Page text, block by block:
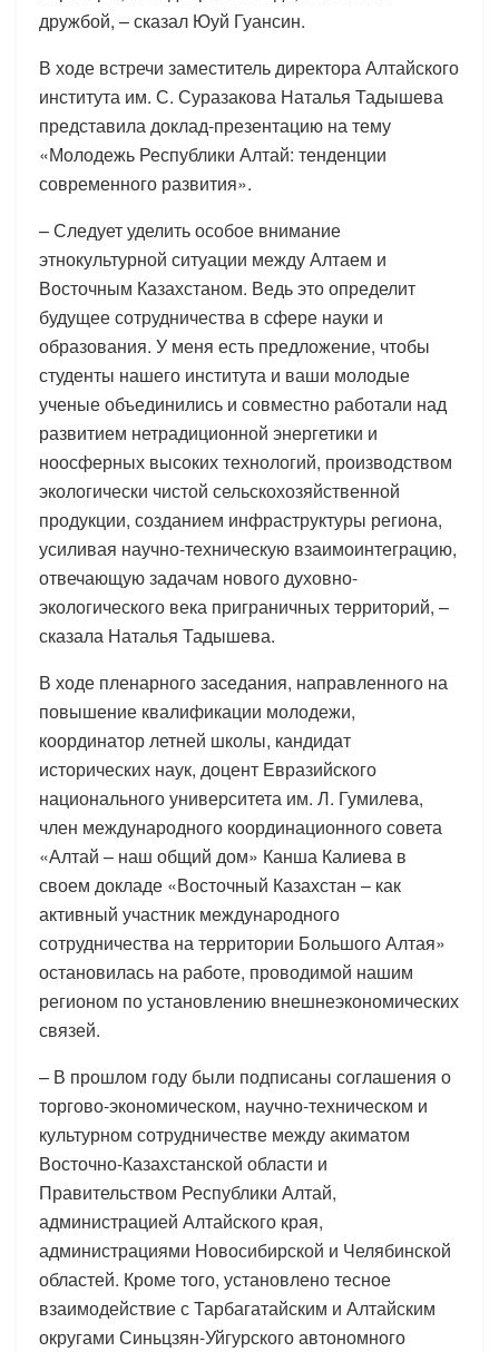
дружбой, – сказал Юуй Гуансин.
В ходе встречи заместитель директора Алтайского
института им. С. Суразакова Наталья Тадышева
представила доклад-презентацию на тему
«Молодежь Республики Алтай: тенденции
современного развития».
– Следует уделить особое внимание
этнокультурной ситуации между Алтаем и
Восточным Казахстаном. Ведь это определит
будущее сотрудничества в сфере науки и
образования. У меня есть предложение, чтобы
студенты нашего института и ваши молодые
ученые объединились и совместно работали над
развитием нетрадиционной энергетики и
ноосферных высоких технологий, производством
экологически чистой сельскохозяйственной
продукции, созданием инфраструктуры региона,
усиливая научно-техническую взаимоинтеграцию,
отвечающую задачам нового духовно-
экологического века приграничных территорий, –
сказала Наталья Тадышева.
В ходе пленарного заседания, направленного на
повышение квалификации молодежи,
координатор летней школы, кандидат
исторических наук, доцент Евразийского
национального университета им. Л. Гумилева,
член международного координационного совета
«Алтай – наш общий дом» Канша Калиева в
своем докладе «Восточный Казахстан – как
активный участник международного
сотрудничества на территории Большого Алтая»
остановилась на работе, проводимой нашим
регионом по установлению внешнеэкономических
связей.
– В прошлом году были подписаны соглашения о
торгово-экономическом, научно-техническом и
культурном сотрудничестве между акиматом
Восточно-Казахстанской области и
Правительством Республики Алтай,
администрацией Алтайского края,
администрациями Новосибирской и Челябинской
областей. Кроме того, установлено тесное
взаимодействие с Тарбагатайским и Алтайским
округами Синьцзян-Уйгурского автономного